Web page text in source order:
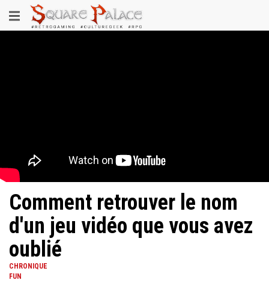
au
contenu
Toggle
navigation
Comment retrouver le nom
d'un jeu vidéo que vous avez
oublié
CHRONIQUE
FUN